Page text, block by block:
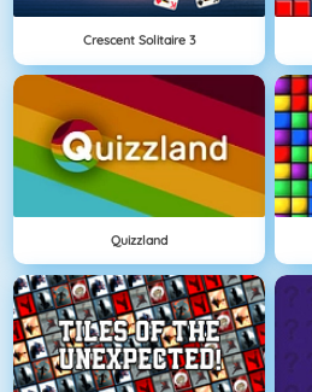
Crescent Solitaire 3
Quizzland